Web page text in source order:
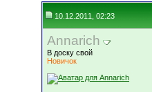
10.12.2011, 02:23
Annarich
В доску свой
Новичок